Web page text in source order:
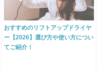
おすすめのリフトアップドライヤ
ー【2026】選び方や使い方につい
てご紹介！